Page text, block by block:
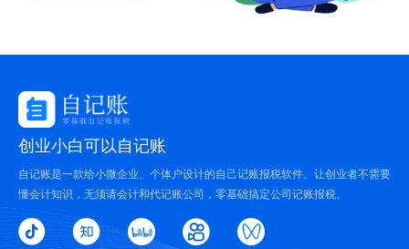
创业小白可以自记账
自记账是一款给小微企业、个体户设计的自己记账报税软件。让创业者不需要
懂会计知识，无须请会计和代记账公司，零基础搞定公司记账报税。